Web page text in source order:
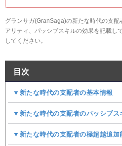
グランサガ(GranSaga)の新たな時代の支
アリティ、パッシブスキルの効果を記載し
してください。
目次
▼新たな時代の支配者の基本情報
▼新たな時代の支配者のパッシブス
▼新たな時代の支配者の極超越追加